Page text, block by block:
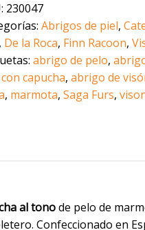
de
visón
con
capucha
cantidad
230047
Abrigos de piel,
, De la Roca, Finn Racoon,
abrigo de pelo,
capucha,abrigo de
, marmota,Saga Furs,
al tonode pelo de
Confeccionado en